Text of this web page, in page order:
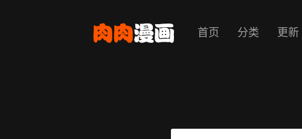
首页 分类 更新